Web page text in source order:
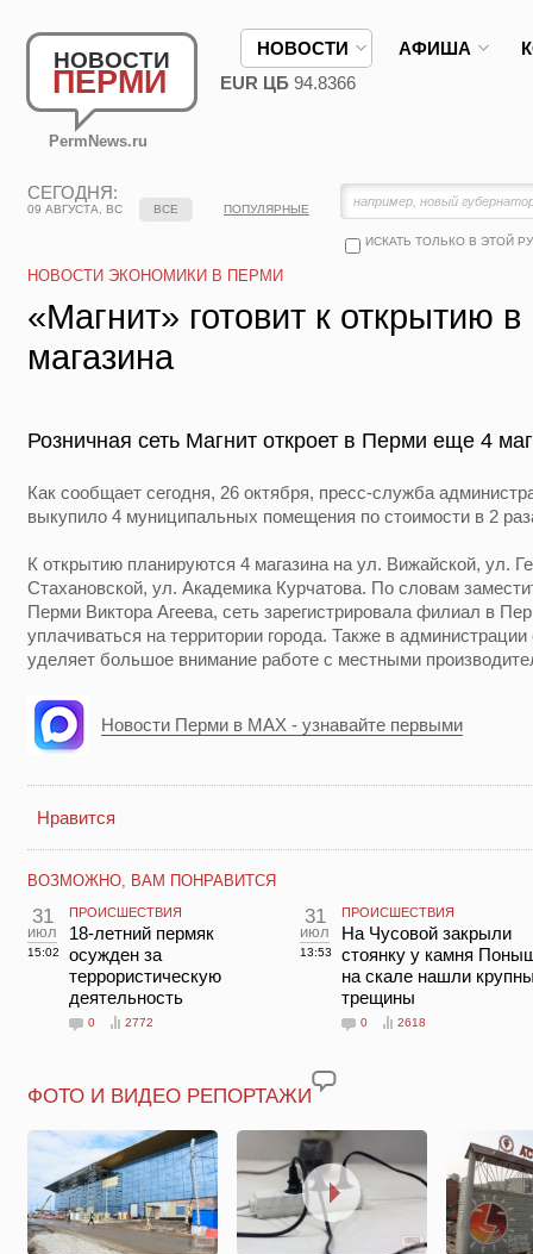
НОВОСТИ
ПЕРМИ
PermNews.ru
НОВОСТИ АФИША
EUR ЦБ 94.8366
СЕГОДНЯ:
09 АВГУСТА, ВС
ИСКАТЬ ТОЛЬКО В ЭТОЙ
ВСЕ ПОПУЛЯРНЫЕ
НОВОСТИ ЭКОНОМИКИ В ПЕРМИ
«Магнит» готовит к открытию
магазина
Розничная сеть Магнит откроет в Перми еще 4
Как сообщает сегодня, 26 октября, пресс-служба
выкупило 4 муниципальных помещения по стоимости в 2
К открытию планируются 4 магазина на ул. Вижайской, ул.
Стахановской, ул. Академика Курчатова. По словам
Перми Виктора Агеева, сеть зарегистрировала филиал в
уплачиваться на территории города. Также в
уделяет большое внимание работе с местными
Новости Перми в MAX - узнавайте первыми
Нравится
ВОЗМОЖНО, ВАМ ПОНРАВИТСЯ
31
июл
15:02
ПРОИСШЕСТВИЯ
18-летний пермяк
осужден за
террористическую
деятельность
0 2772
31
июл
13:53
ПРОИСШЕСТВИЯ
На Чусовой закрыли
стоянку у камня
на скале нашли
трещины
0 2618
ФОТО И ВИДЕО РЕПОРТАЖИ